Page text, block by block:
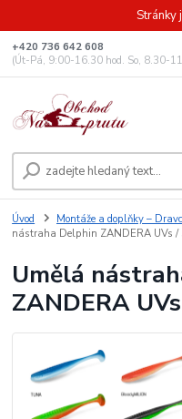
Stránky
+420 736 642 608
(Út-Pá, 9:00-16.30 hod. So, 8.30-
Úvod Montáže a doplňky –
nástraha Delphin ZANDERA UVs /
Umělá
ZANDERA